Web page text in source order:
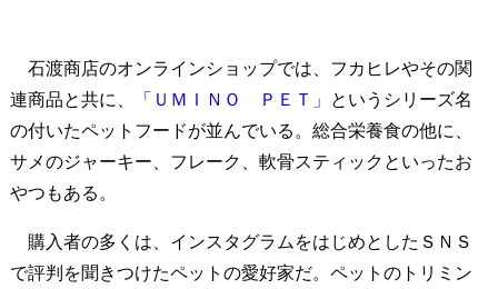
石渡商店のオンラインショップでは、フカヒレやその関
連商品と共に、
「ＵＭＩＮＯ ＰＥＴ」 というシリーズ名
の付いたペットフードが並んでいる。総合栄養食の他に、
サメのジャーキー、フレーク、軟骨スティックといったお
やつもある。
購入者の多くは、インスタグラムをはじめとしたＳＮＳ
で評判を聞きつけたペットの愛好家だ。ペットのトリミン